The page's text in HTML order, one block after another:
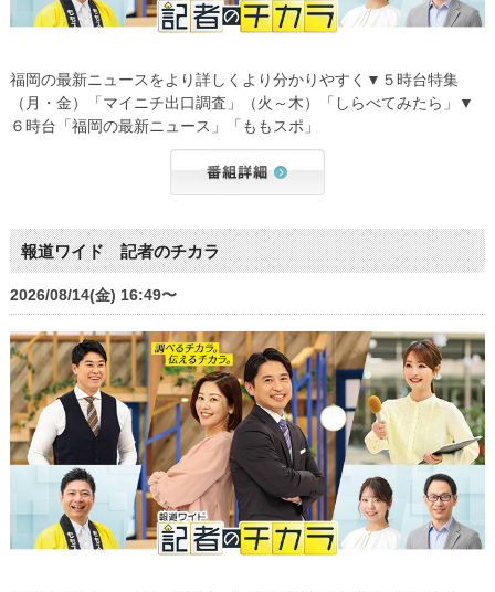
福岡の最新ニュースをより詳しくより分かりやすく▼５時台特集
（月・金）「マイニチ出口調査」（火～木）「しらべてみたら」▼
６時台「福岡の最新ニュース」「ももスポ」
報道ワイド 記者のチカラ
2026/08/14(金) 16:49〜